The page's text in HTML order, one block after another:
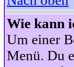
Wie kann
Um einer
Menü. Du